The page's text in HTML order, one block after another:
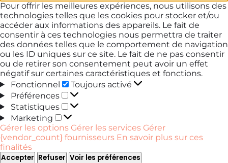
Pour offrir les meilleures expériences, nous utilisons des
technologies telles que les cookies pour stocker et/ou
accéder aux informations des appareils. Le fait de
consentir à ces technologies nous permettra de traiter
des données telles que le comportement de navigation
ou les ID uniques sur ce site. Le fait de ne pas consentir
ou de retirer son consentement peut avoir un effet
négatif sur certaines caractéristiques et fonctions.
Fonctionnel
Fonctionnel
Toujours activé
Préférences
Préférences
Statistiques
Statistiques
Marketing
Marketing
Gérer les options Gérer les services Gérer
{vendor_count} fournisseurs En savoir plus sur ces
finalités
Accepter Refuser Voir les préférences